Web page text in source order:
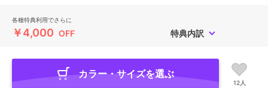
各種特典利用でさらに
￥4,000 OFF 特典内訳
カラー・サイズを選ぶ
12人